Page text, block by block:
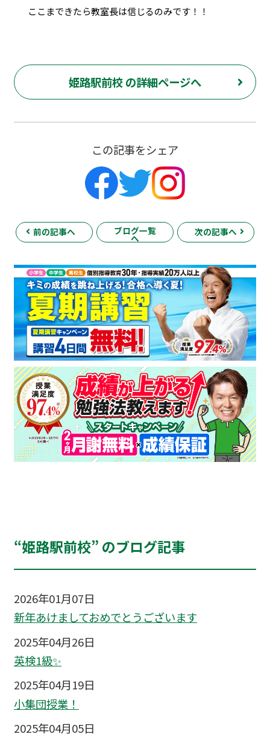
ここまできたら教室長は信じるのみです！！
姫路駅前校 の詳細ページへ
この記事をシェア
前の記事へ ブログ一覧
へ
次の記事へ
“姫路駅前校” のブログ記事
2026年01月07日
新年あけましておめでとうございます
2025年04月26日
英検1級✨
2025年04月19日
小集団授業！
2025年04月05日